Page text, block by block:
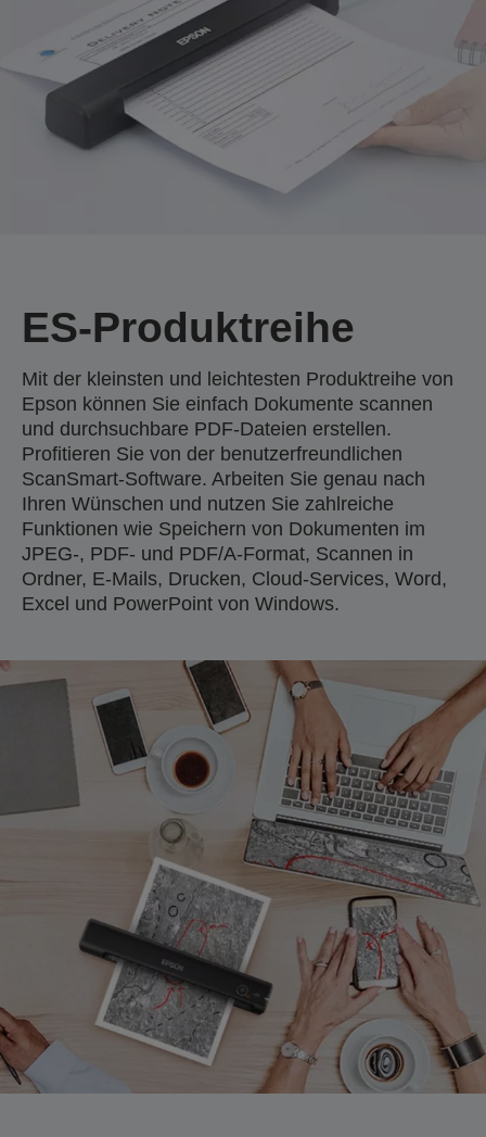
ES-Produktreihe
Mit der kleinsten und leichtesten Produktreihe von
Epson können Sie einfach Dokumente scannen
und durchsuchbare PDF-Dateien erstellen.
Profitieren Sie von der benutzerfreundlichen
ScanSmart-Software. Arbeiten Sie genau nach
Ihren Wünschen und nutzen Sie zahlreiche
Funktionen wie Speichern von Dokumenten im
JPEG-, PDF- und PDF/A-Format, Scannen in
Ordner, E-Mails, Drucken, Cloud-Services, Word,
Excel und PowerPoint von Windows.